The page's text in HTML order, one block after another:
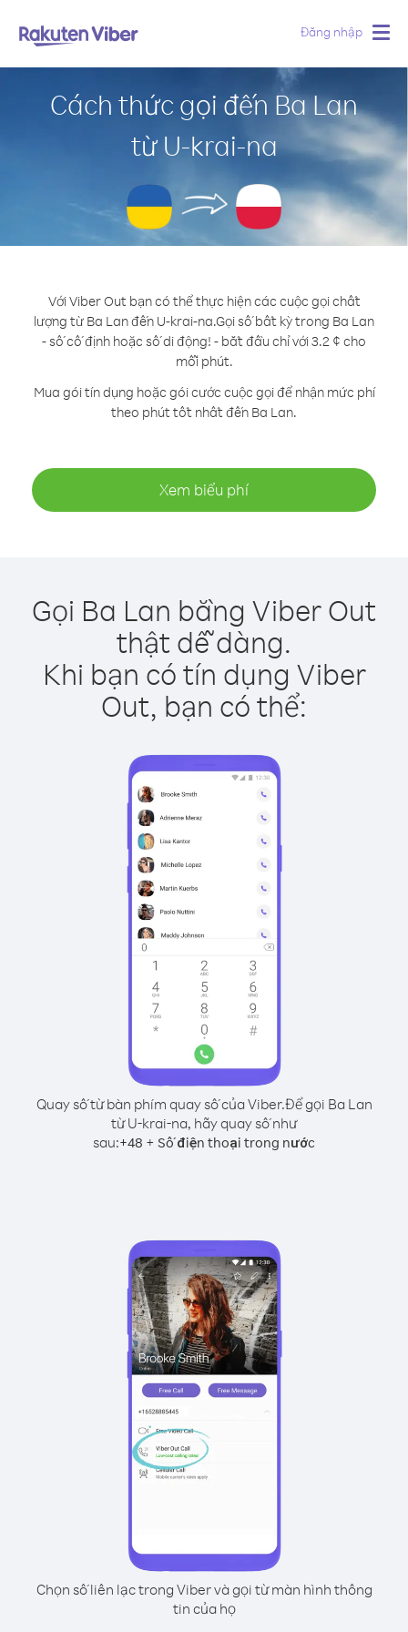
Đăng nhập
Cách thức gọi đến Ba Lan
từ U-krai-na
Với Viber Out bạn có thể thực hiện các cuộc gọi chất
lượng từ Ba Lan đến U-krai-na.Gọi số bất kỳ trong Ba Lan
- số cố định hoặc số di động! - bắt đầu chỉ với 3.2 ¢ cho
mỗi phút.
Mua gói tín dụng hoặc gói cước cuộc gọi để nhận mức phí
theo phút tốt nhất đến Ba Lan.
Xem biểu phí
Gọi Ba Lan bằng Viber Out
thật dễ dàng.
Khi bạn có tín dụng Viber
Out, bạn có thể:
Quay số từ bàn phím quay số của Viber.Để gọi Ba Lan
từ U-krai-na, hãy quay số như
sau:+48 + Số điện thoại trong nước
Chọn số liên lạc trong Viber và gọi từ màn hình thông
tin của họ